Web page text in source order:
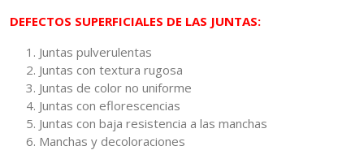
DEFECTOS SUPERFICIALES DE LAS JUNTAS:
1. Juntas pulverulentas
2. Juntas con textura rugosa
3. Juntas de color no uniforme
4. Juntas con eflorescencias
5. Juntas con baja resistencia a las manchas
6. Manchas y decoloraciones